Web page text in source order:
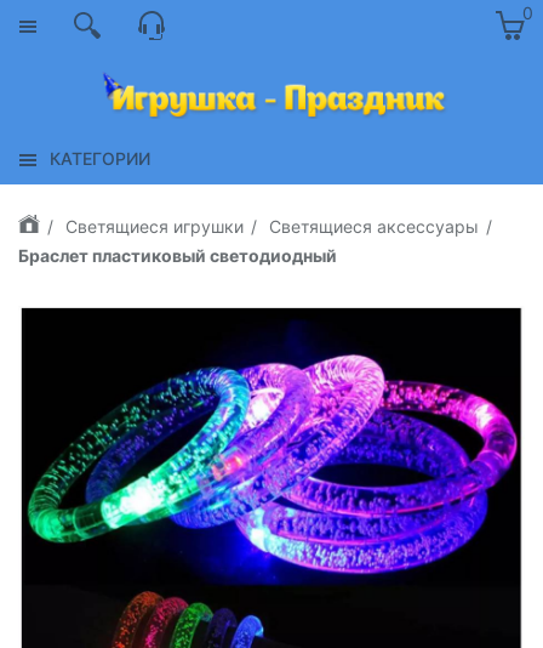
0
КАТЕГОРИИ
Светящиеся игрушки
Светящиеся аксессуары
Браслет пластиковый светодиодный